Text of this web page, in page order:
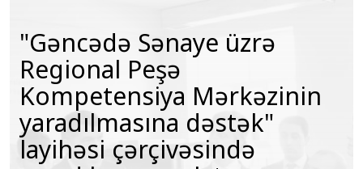
"Gəncədə Sənaye üzrə
Regional Peşə
Kompetensiya Mərkəzinin
yaradılmasına dəstək"
layihəsi çərçivəsində